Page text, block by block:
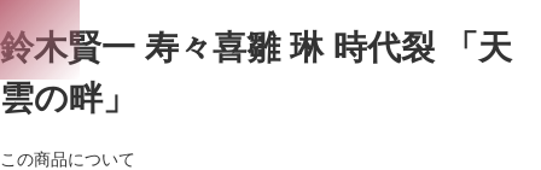
鈴木賢一 寿々喜雛 琳 時代裂 「天
雲の畔」
この商品について